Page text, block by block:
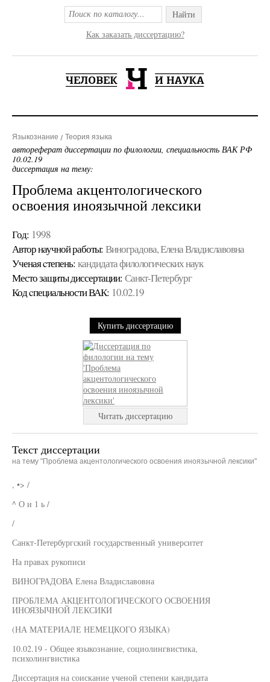
Найти
Как заказать диссертацию?
Языкознание Теория языка
автореферат диссертации по филологии, специальность ВАК РФ
10.02.19
диссертация на тему:
Проблема акцентологического
освоения иноязычной лексики
Год: 1998
Автор научной работы: Виноградова, Елена Владиславовна
Ученая cтепень: кандидата филологических наук
Место защиты диссертации: Санкт-Петербург
Код cпециальности ВАК: 10.02.19
Купить диссертацию
Читать диссертацию
Текст диссертации
на тему "Проблема акцентологического освоения иноязычной лексики"
, •> /
^ О и 1 ь /
/
Санкт-Петербургский государственный университет
На правах рукописи
ВИНОГРАДОВА Елена Владиславовна
ПРОБЛЕМА АКЦЕНТОЛОГИЧЕСКОГО ОСВОЕНИЯ
ИНОЯЗЫЧНОЙ ЛЕКСИКИ
(НА МАТЕРИАЛЕ НЕМЕЦКОГО ЯЗЫКА)
10.02.19 - Общее языкознание, социолингвистика,
психолингвистика
Диссертация на соискание ученой степени кандидата